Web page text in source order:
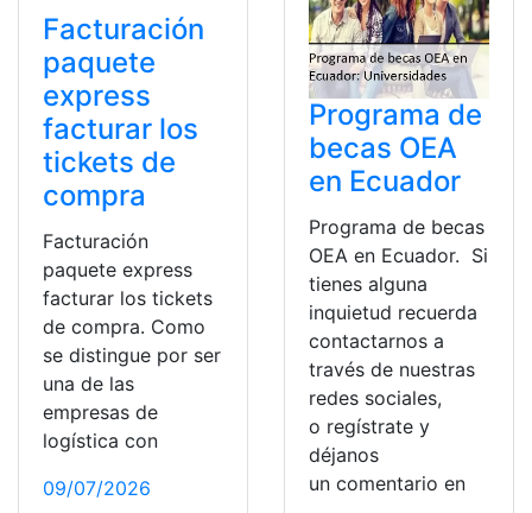
Facturación
paquete
express
facturar los
tickets de
compra
Facturación
paquete express
facturar los tickets
de compra. Como
se distingue por ser
una de las
empresas de
logística con
09/07/2026
Programa de
becas OEA
en Ecuador
Programa de becas
OEA en Ecuador. Si
tienes alguna
inquietud recuerda
contactarnos a
través de nuestras
redes sociales,
o regístrate y
déjanos
un comentario en